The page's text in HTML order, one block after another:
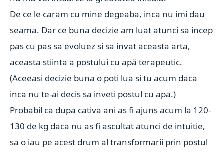
De ce le caram cu mine degeaba, inca nu imi dau
seama. Dar ce buna decizie am luat atunci sa incep
pas cu pas sa evoluez si sa invat aceasta arta,
aceasta stiinta a postului cu apă terapeutic.
(Aceeasi decizie buna o poti lua si tu acum daca
inca nu te-ai decis sa inveti postul cu apa.)
Probabil ca dupa cativa ani as fi ajuns acum la 120-
130 de kg daca nu as fi ascultat atunci de intuitie,
sa o iau pe acest drum al transformarii prin postul